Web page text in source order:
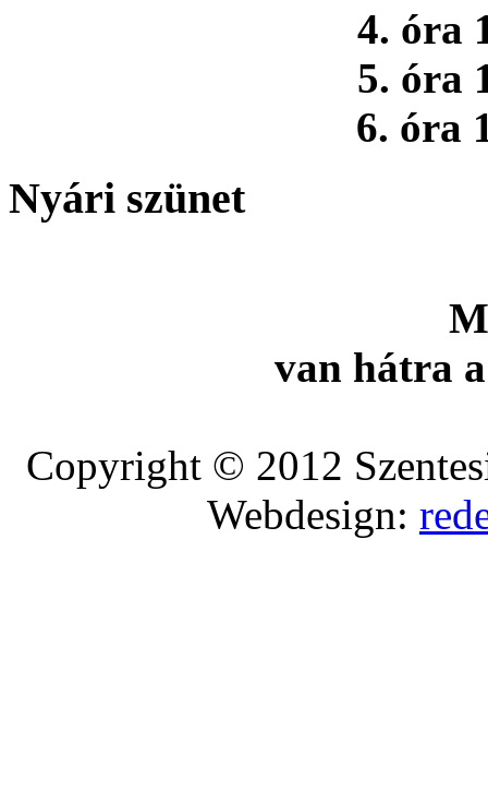
4. óra
5. óra
6. óra
Nyári szünet
van hátra
Copyright © 2012
Webdesign: